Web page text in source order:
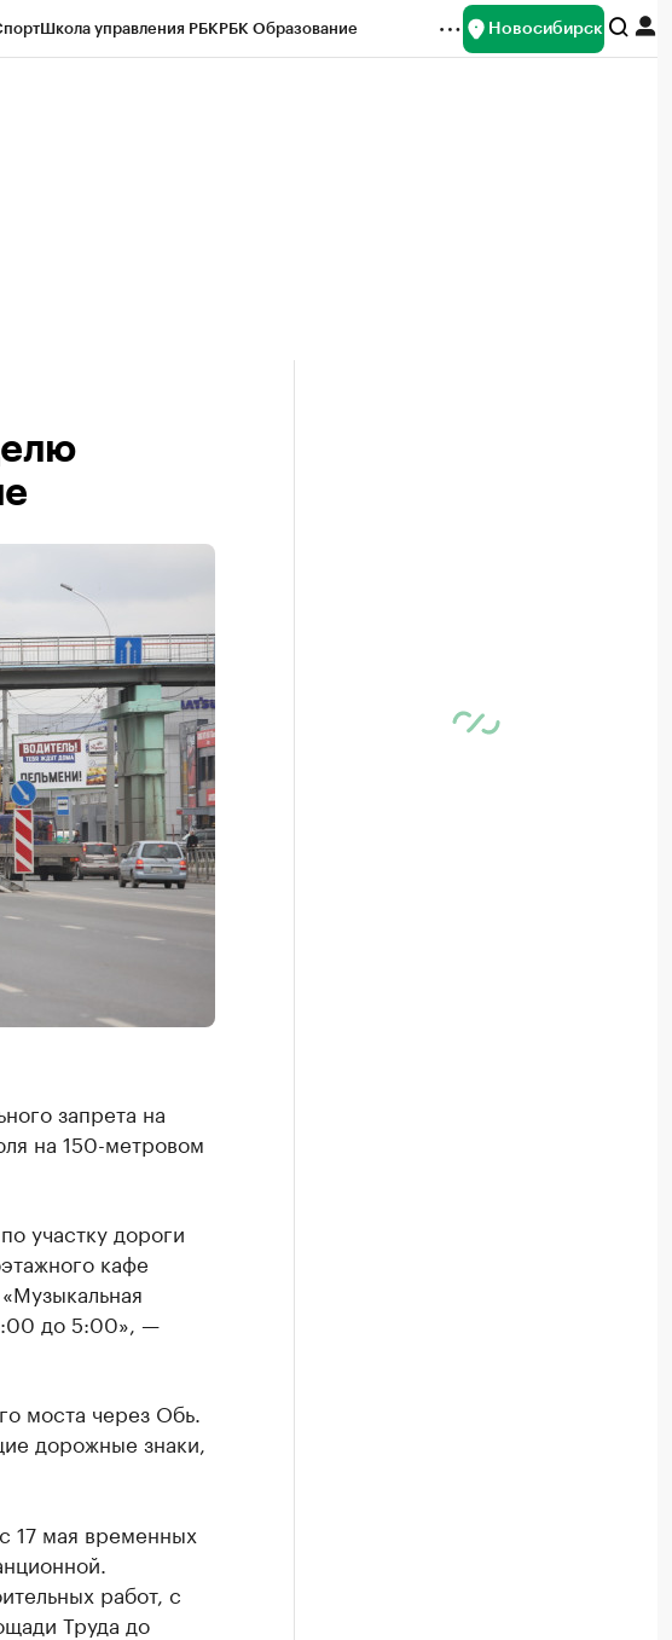
Школа управления РБКРБК Образование Новосибирск
запрета на
на 150-метровом
участку дороги
кафе
до 5:00», —
моста через Обь.
дорожные знаки,
17 мая временных
работ, с
Труда до